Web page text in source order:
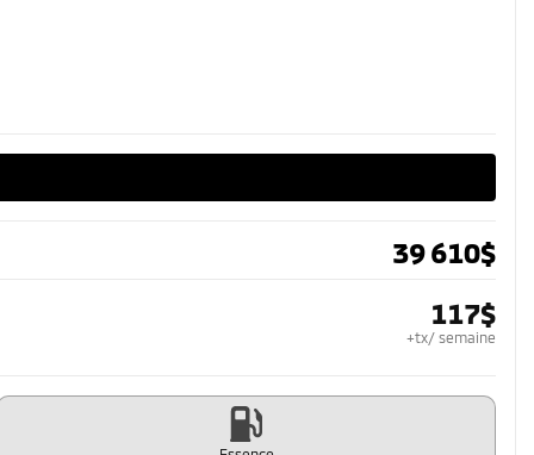
39 610$
117$
+tx/ semaine